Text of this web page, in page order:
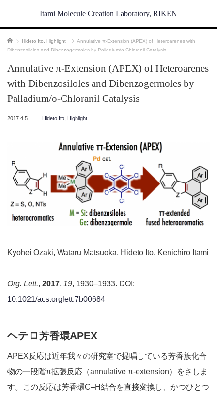
Itami Molecule Creation Laboratory, RIKEN
ホーム Hideto Ito Highlight
Annulative π-Extension (APEX) of Heteroarenes with
Dibenzosiloles and Dibenzogermoles by Palladium/o-Chloranil Catalysis
Annulative π-Extension (APEX) of Heteroarenes
with Dibenzosiloles and Dibenzogermoles by
Palladium/o-Chloranil Catalysis
2017.4.5 Hideto Ito Highlight
Kyohei Ozaki, Wataru Matsuoka, Hideto Ito, Kenichiro Itami
Org. Lett., 2017, 19, 1930–1933. DOI:
10.1021/acs.orglett.7b00684
ヘテロ芳香環APEX
APEX反応は近年我々の研究室で提唱している芳香族化合
物の一段階π拡張反応（annulative π-extension）をさしま
す。この反応は芳香環C–H結合を直接変換し、かつひとつ